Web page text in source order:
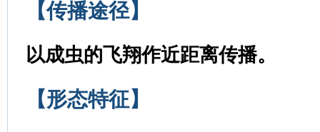
【传播途径】
以成虫的飞翔作近距离传播。
【形态特征】